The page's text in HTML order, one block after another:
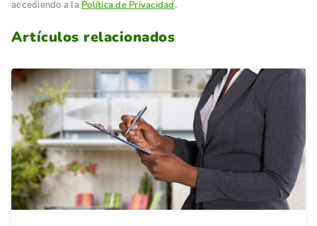
accediendo a la Política de Privacidad.
Artículos relacionados